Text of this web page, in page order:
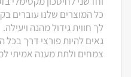
כל המוצרים שלנו עוברים
לך חווית גידול מהנה ויעילה.
גאים להיות פורצי דרך בכל
צמחים ולתת מענה אמיתי